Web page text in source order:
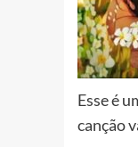
Esse é
canção